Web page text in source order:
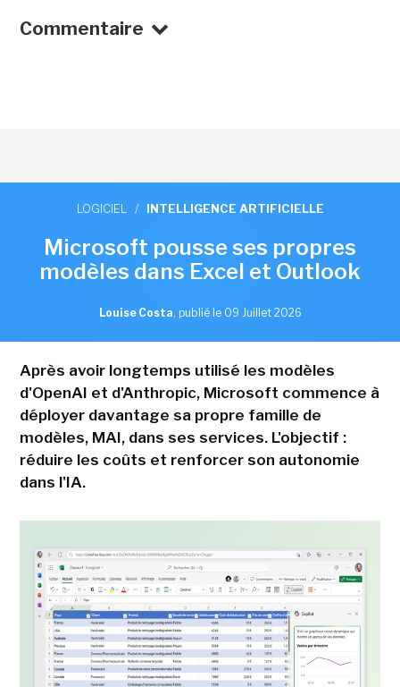
Commentaire
LOGICIEL / INTELLIGENCE ARTIFICIELLE
Microsoft pousse ses propres
modèles dans Excel et Outlook
Louise Costa, publié le 09 Juillet 2026
Après avoir longtemps utilisé les modèles
d'OpenAI et d'Anthropic, Microsoft commence à
déployer davantage sa propre famille de
modèles, MAI, dans ses services. L'objectif :
réduire les coûts et renforcer son autonomie
dans l'IA.